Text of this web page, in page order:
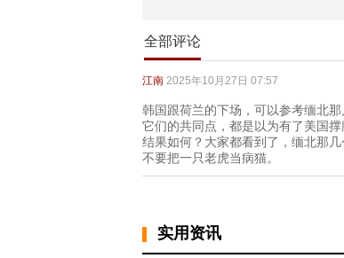
全部评论
江南 2025年10月27日 07:57
韩国跟荷兰的下场，可以参考缅北
它们的共同点，都是以为有了美国
结果如何？大家都看到了，缅北那
不要把一只老虎当病猫。
实用资讯